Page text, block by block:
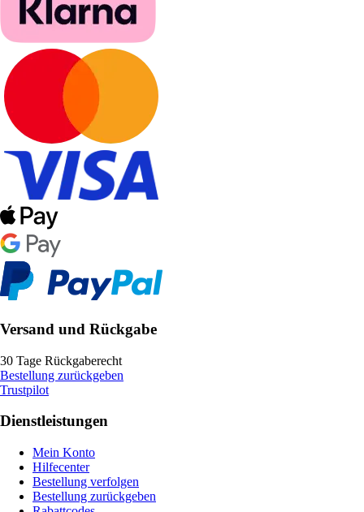
Versand und Rückgabe
30 Tage Rückgaberecht
Bestellung zurückgeben
Trustpilot
Dienstleistungen
Mein Konto
Hilfecenter
Bestellung verfolgen
Bestellung zurückgeben